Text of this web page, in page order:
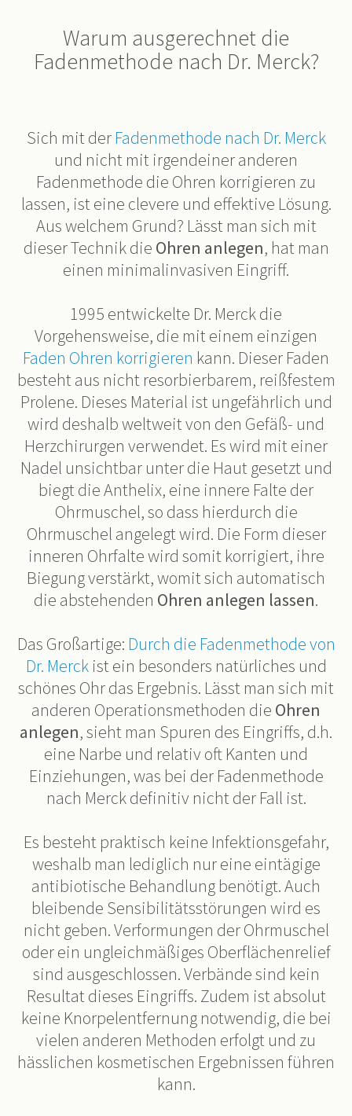
Warum ausgerechnet die
Fadenmethode nach Dr. Merck?
Sich mit der Fadenmethode nach Dr. Merck
und nicht mit irgendeiner anderen
Fadenmethode die Ohren korrigieren zu
lassen, ist eine clevere und effektive Lösung.
Aus welchem Grund? Lässt man sich mit
dieser Technik die Ohren anlegen, hat man
einen minimalinvasiven Eingriff.
1995 entwickelte Dr. Merck die
Vorgehensweise, die mit einem einzigen
Faden Ohren korrigieren kann. Dieser Faden
besteht aus nicht resorbierbarem, reißfestem
Prolene. Dieses Material ist ungefährlich und
wird deshalb weltweit von den Gefäß- und
Herzchirurgen verwendet. Es wird mit einer
Nadel unsichtbar unter die Haut gesetzt und
biegt die Anthelix, eine innere Falte der
Ohrmuschel, so dass hierdurch die
Ohrmuschel angelegt wird. Die Form dieser
inneren Ohrfalte wird somit korrigiert, ihre
Biegung verstärkt, womit sich automatisch
die abstehenden Ohren anlegen lassen.
Das Großartige: Durch die Fadenmethode von
Dr. Merckist ein besonders natürliches und
schönes Ohr das Ergebnis. Lässt man sich mit
anderen Operationsmethoden die Ohren
anlegen, sieht man Spuren des Eingriffs, d.h.
eine Narbe und relativ oft Kanten und
Einziehungen, was bei der Fadenmethode
nach Merck definitiv nicht der Fall ist.
Es besteht praktisch keine Infektionsgefahr,
weshalb man lediglich nur eine eintägige
antibiotische Behandlung benötigt. Auch
bleibende Sensibilitätsstörungen wird es
nicht geben. Verformungen der Ohrmuschel
oder ein ungleichmäßiges Oberflächenrelief
sind ausgeschlossen. Verbände sind kein
Resultat dieses Eingriffs. Zudem ist absolut
keine Knorpelentfernung notwendig, die bei
vielen anderen Methoden erfolgt und zu
hässlichen kosmetischen Ergebnissen führen
kann.